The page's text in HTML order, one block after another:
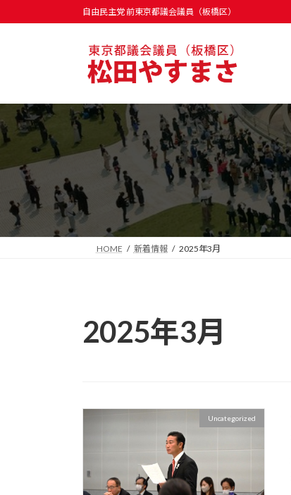
ス
プ
ン
動
自由民主党 前東京都議会議員（板橋区）
HOME 新着情報 2025年3月
2025年3月
Uncategorized